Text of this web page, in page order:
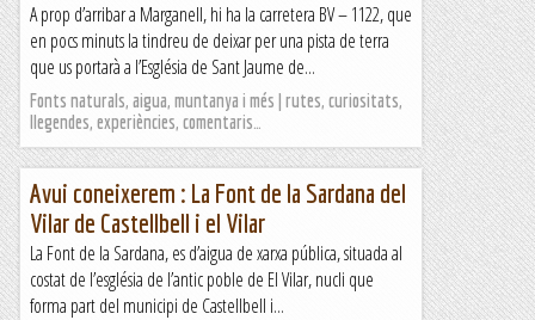
A prop d’arribar a Marganell, hi ha la carretera BV – 1122, que
en pocs minuts la tindreu de deixar per una pista de terra
que us portarà a l’Església de Sant Jaume de...
Fonts naturals, aigua, muntanya i més | rutes, curiositats,
llegendes, experiències, comentaris…
Avui coneixerem : La Font de la Sardana del
Vilar de Castellbell i el Vilar
La Font de la Sardana, es d’aigua de xarxa pública, situada al
costat de l’església de l’antic poble de El Vilar, nucli que
forma part del municipi de Castellbell i...